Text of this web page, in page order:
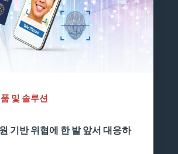
및 솔루션
기반 위협에 한 발 앞서 대응하